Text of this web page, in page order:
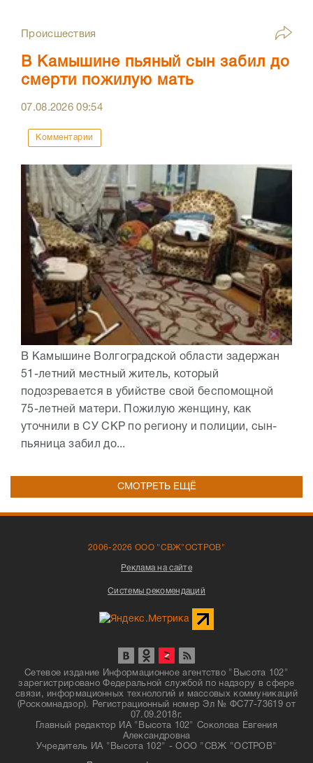
Происшествия
В Камышине пьяный сын забил до
смерти пожилую мать
07.08.202609:54
Комментарии
В Камышине Волгоградской области задержан
51-летний местный житель, который
подозревается в убийстве свой беспомощной
75-летней матери. Пожилую женщину, как
уточнили в СУ СКР по региону и полиции, сын-
пьяница забил до...
СМОТРЕТЬ ЕЩЁ
2006-2026 ООО "СВЖ"ОСТРОВ"
Реклама на сайте
Системы рекомендаций
Сетевое издание Информационное агентство "Высота 102"
зарегистрировано Федеральной службой по надзору в сфере
связи, информационных технологий и массовых коммуникаций
(Роскомнадзор). Регистрационный номер Эл № ФС77-73619 от
07.09.2018г.
Главный редактор ИА "Высота 102" Соколова Евгения
Александровна
Учредитель ИА "Высота 102" - ООО "СВЖ "ОСТРОВ"